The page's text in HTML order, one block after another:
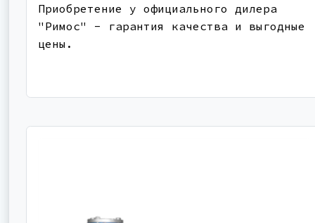
Приобретение у официального дилера
"Римос" - гарантия качества и выгодные
цены.